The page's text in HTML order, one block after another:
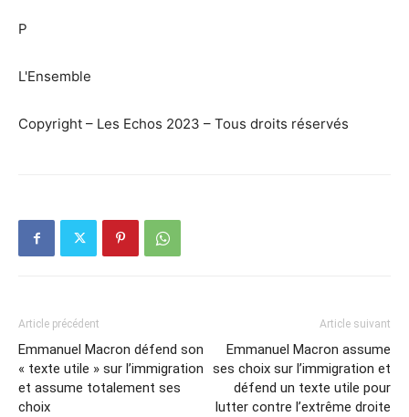
P
L'Ensemble
Copyright – Les Echos 2023 – Tous droits réservés
Article précédent
Emmanuel Macron défend son
« texte utile » sur l’immigration
et assume totalement ses
choix
Article suivant
Emmanuel Macron assume
ses choix sur l’immigration et
défend un texte utile pour
lutter contre l’extrême droite